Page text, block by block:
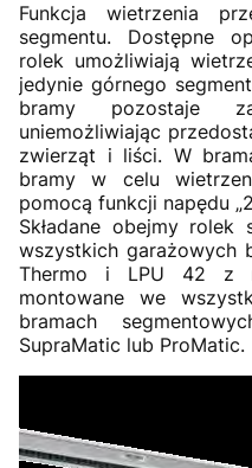
Funkcja wietrzenia
segmentu. Dostępne
rolek umożliwiają
jedynie górnego
bramy pozostaje
uniemożliwiając
zwierząt i liści. W
bramy w celu
pomocą funkcji napędu
Składane obejmy
wszystkich garażowych
Thermo i LPU 42 z
montowane we
bramach
SupraMatic lub ProMatic.